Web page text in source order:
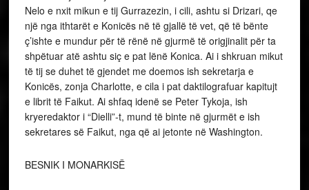
Nelo e nxit mikun e tij Gurrazezin, i cili, ashtu si Drizari, qe
një nga ithtarët e Konicës në të gjallë të vet, që të bënte
ç’ishte e mundur për të rënë në gjurmë të origjinalit për ta
shpëtuar atë ashtu siç e pat lënë Konica. Ai i shkruan mikut
të tij se duhet të gjendet me doemos ish sekretarja e
Konicës, zonja Charlotte, e cila i pat daktilografuar kapitujt
e librit të Faikut. Ai shfaq idenë se Peter Tykoja, ish
kryeredaktor i “Dielli”-t, mund të binte në gjurmët e ish
sekretares së Faikut, nga që ai jetonte në Washington.
BESNIK I MONARKISË